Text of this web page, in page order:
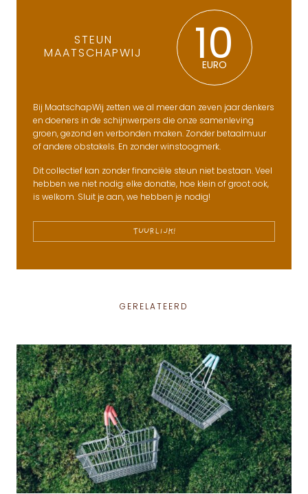
STEUN
MAATSCHAPWIJ
10
EURO
Bij MaatschapWij zetten we al meer dan zeven jaar denkers
en doeners in de schijnwerpers die onze samenleving
groen, gezond en verbonden maken. Zonder betaalmuur
of andere obstakels. En zonder winstoogmerk.
Dit collectief kan zonder financiële steun niet bestaan. Veel
hebben we niet nodig: elke donatie, hoe klein of groot ook,
is welkom. Sluit je aan, we hebben je nodig!
TUURLIJK!
GERELATEERD